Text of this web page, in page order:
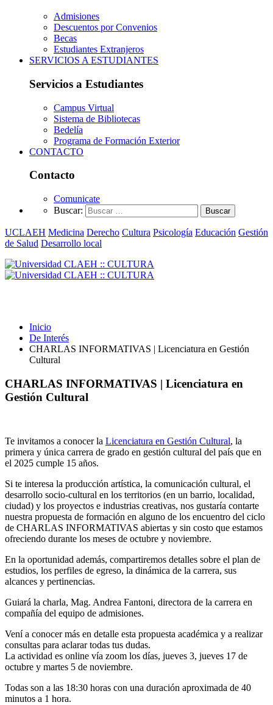
Admisiones
Descuentos por Convenios
Becas
Estudiantes Extranjeros
SERVICIOS A ESTUDIANTES
Servicios a Estudiantes
Campus Virtual
Sistema de Bibliotecas
Bedelía
Programa de Formación Exterior
CONTACTO
Contacto
Comunicate
Buscar:
UCLAEH Medicina Derecho Cultura Psicología Educación Gestión
de Salud Desarrollo local
Inicio
De Interés
CHARLAS INFORMATIVAS | Licenciatura en Gestión
Cultural
CHARLAS INFORMATIVAS | Licenciatura en
Gestión Cultural
Te invitamos a conocer la Licenciatura en Gestión Cultural, la
primera y única carrera de grado en gestión cultural del país que en
el 2025 cumple 15 años.
Si te interesa la producción artística, la comunicación cultural, el
desarrollo socio-cultural en los territorios (en un barrio, localidad,
ciudad) y los proyectos e industrias creativas, nos gustaría contarte
nuestra propuesta de formación en alguno de los encuentro del ciclo
de CHARLAS INFORMATIVAS abiertas y sin costo que estamos
ofreciendo durante los meses de octubre y noviembre.
En la oportunidad además, compartiremos detalles sobre el plan de
estudios, los perfiles de egreso, la dinámica de la carrera, sus
alcances y pertinencias.
Guiará la charla, Mag. Andrea Fantoni, directora de la carrera en
compañía del equipo de admisiones.
Vení a conocer más en detalle esta propuesta académica y a realizar
consultas para aclarar todas tus dudas.
La actividad es online vía zoom los días, jueves 3, jueves 17 de
octubre y martes 5 de noviembre.
Todas son a las 18:30 horas con una duración aproximada de 40
minutos a 1 hora.